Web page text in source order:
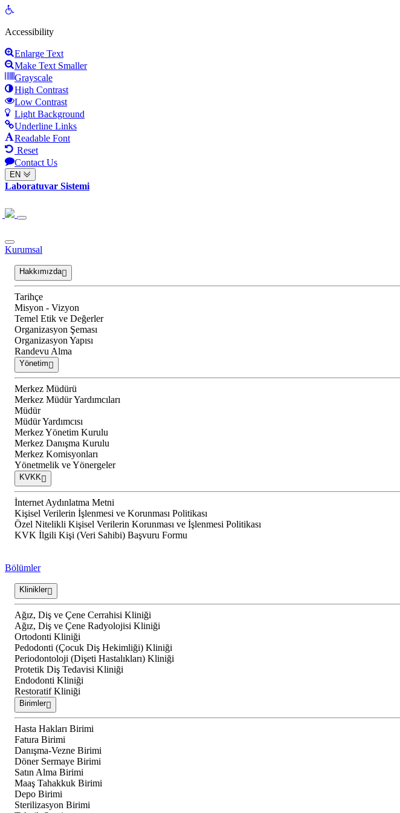
Open
Accessibility
Enlarge Text
Make Text Smaller
Grayscale
High Contrast
Low Contrast
Light Background
Underline Links
Readable Font
Reset
Contact Us
EN
Laboratuvar Sistemi
Kurumsal
Hakkımızda
Tarihçe
Misyon - Vizyon
Temel Etik ve Değerler
Organizasyon Şeması
Organizasyon Yapısı
Randevu Alma
Yönetim
Merkez Müdürü
Merkez Müdür Yardımcıları
Müdür
Müdür Yardımcısı
Merkez Yönetim Kurulu
Merkez Danışma Kurulu
Merkez Komisyonları
Yönetmelik ve Yönergeler
KVKK
İnternet Aydınlatma Metni
Kişisel Verilerin İşlenmesi ve Korunması Politikası
Özel Nitelikli Kişisel Verilerin Korunması ve İşlenmesi Politikası
KVK İlgili Kişi (Veri Sahibi) Başvuru Formu
Bölümler
Klinikler
Ağız, Diş ve Çene Cerrahisi Kliniği
Ağız, Diş ve Çene Radyolojisi Kliniği
Ortodonti Kliniği
Pedodonti (Çocuk Diş Hekimliği) Kliniği
Periodontoloji (Dişeti Hastalıkları) Kliniği
Protetik Diş Tedavisi Kliniği
Endodonti Kliniği
Restoratif Kliniği
Birimler
Hasta Hakları Birimi
Fatura Birimi
Danışma-Vezne Birimi
Döner Sermaye Birimi
Satın Alma Birimi
Maaş Tahakkuk Birimi
Depo Birimi
Sterilizasyon Birimi